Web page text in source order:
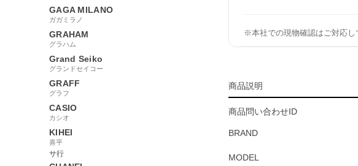
GAGA MILANO
ガガミラノ
GRAHAM
グラハム
Grand Seiko
グランドセイコー
GRAFF
グラフ
CASIO
カシオ
KIHEI
喜平
サ行
※本社での現物確認はご対応し
商品説明
商品問い合わせID
BRAND
MODEL